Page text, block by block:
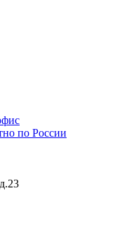
по России